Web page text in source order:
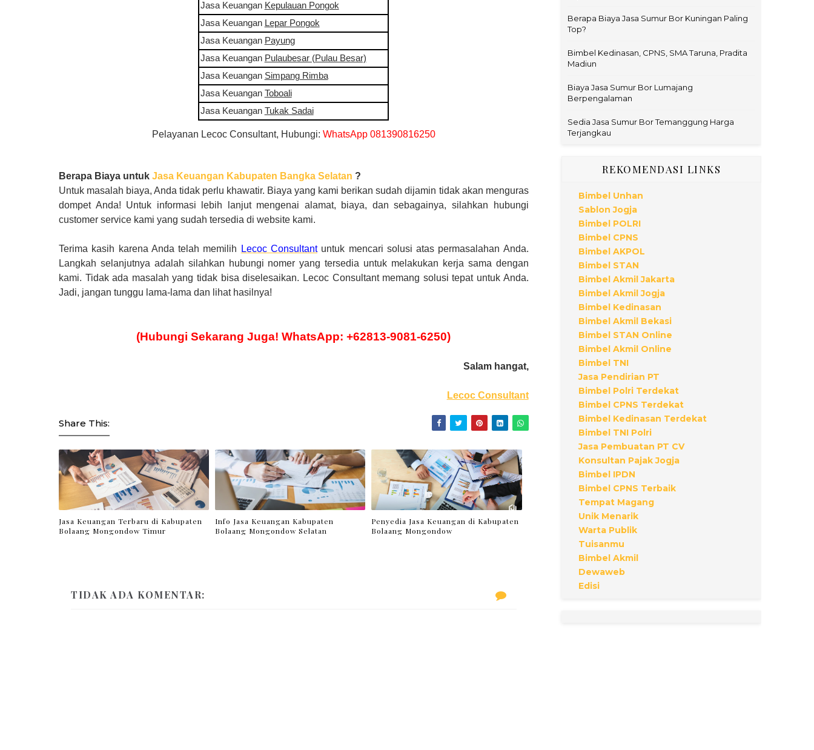
Jasa Keuangan Kepulauan Pongok
Jasa Keuangan Lepar Pongok
Jasa Keuangan Payung
Jasa Keuangan Pulaubesar (Pulau Besar)
Jasa Keuangan Simpang Rimba
Jasa Keuangan Toboali
Jasa Keuangan Tukak Sadai
Pelayanan Lecoc Consultant, Hubungi: WhatsApp 081390816250
Berapa Biaya untuk Jasa Keuangan Kabupaten Bangka Selatan ?
Untuk masalah biaya, Anda tidak perlu khawatir. Biaya yang kami berikan sudah dijamin tidak akan menguras
dompet Anda! Untuk informasi lebih lanjut mengenai alamat, biaya, dan sebagainya, silahkan hubungi
customer service kami yang sudah tersedia di website kami.
Terima kasih karena Anda telah memilih Lecoc Consultantuntuk mencari solusi atas permasalahan Anda.
Langkah selanjutnya adalah silahkan hubungi nomer yang tersedia untuk melakukan kerja sama dengan
kami. Tidak ada masalah yang tidak bisa diselesaikan. Lecoc Consultant memang solusi tepat untuk Anda.
Jadi, jangan tunggu lama-lama dan lihat hasilnya!
(Hubungi Sekarang Juga! WhatsApp: +62813-9081-6250)
Salam hangat,
Lecoc Consultant
Share This:
Jasa Keuangan Terbaru di Kabupaten
Bolaang Mongondow Timur
Info Jasa Keuangan Kabupaten
Bolaang Mongondow Selatan
Penyedia Jasa Keuangan di Kabupaten
Bolaang Mongondow
TIDAK ADA KOMENTAR:
Berapa Biaya Jasa Sumur Bor Kuningan Paling
Top?
Bimbel Kedinasan, CPNS, SMA Taruna, Pradita
Madiun
Biaya Jasa Sumur Bor Lumajang
Berpengalaman
Sedia Jasa Sumur Bor Temanggung Harga
Terjangkau
REKOMENDASI LINKS
Bimbel Unhan
Sablon Jogja
Bimbel POLRI
Bimbel CPNS
Bimbel AKPOL
Bimbel STAN
Bimbel Akmil Jakarta
Bimbel Akmil Jogja
Bimbel Kedinasan
Bimbel Akmil Bekasi
Bimbel STAN Online
Bimbel Akmil Online
Bimbel TNI
Jasa Pendirian PT
Bimbel Polri Terdekat
Bimbel CPNS Terdekat
Bimbel Kedinasan Terdekat
Bimbel TNI Polri
Jasa Pembuatan PT CV
Konsultan Pajak Jogja
Bimbel IPDN
Bimbel CPNS Terbaik
Tempat Magang
Unik Menarik
Warta Publik
Tuisanmu
Bimbel Akmil
Dewaweb
Edisi